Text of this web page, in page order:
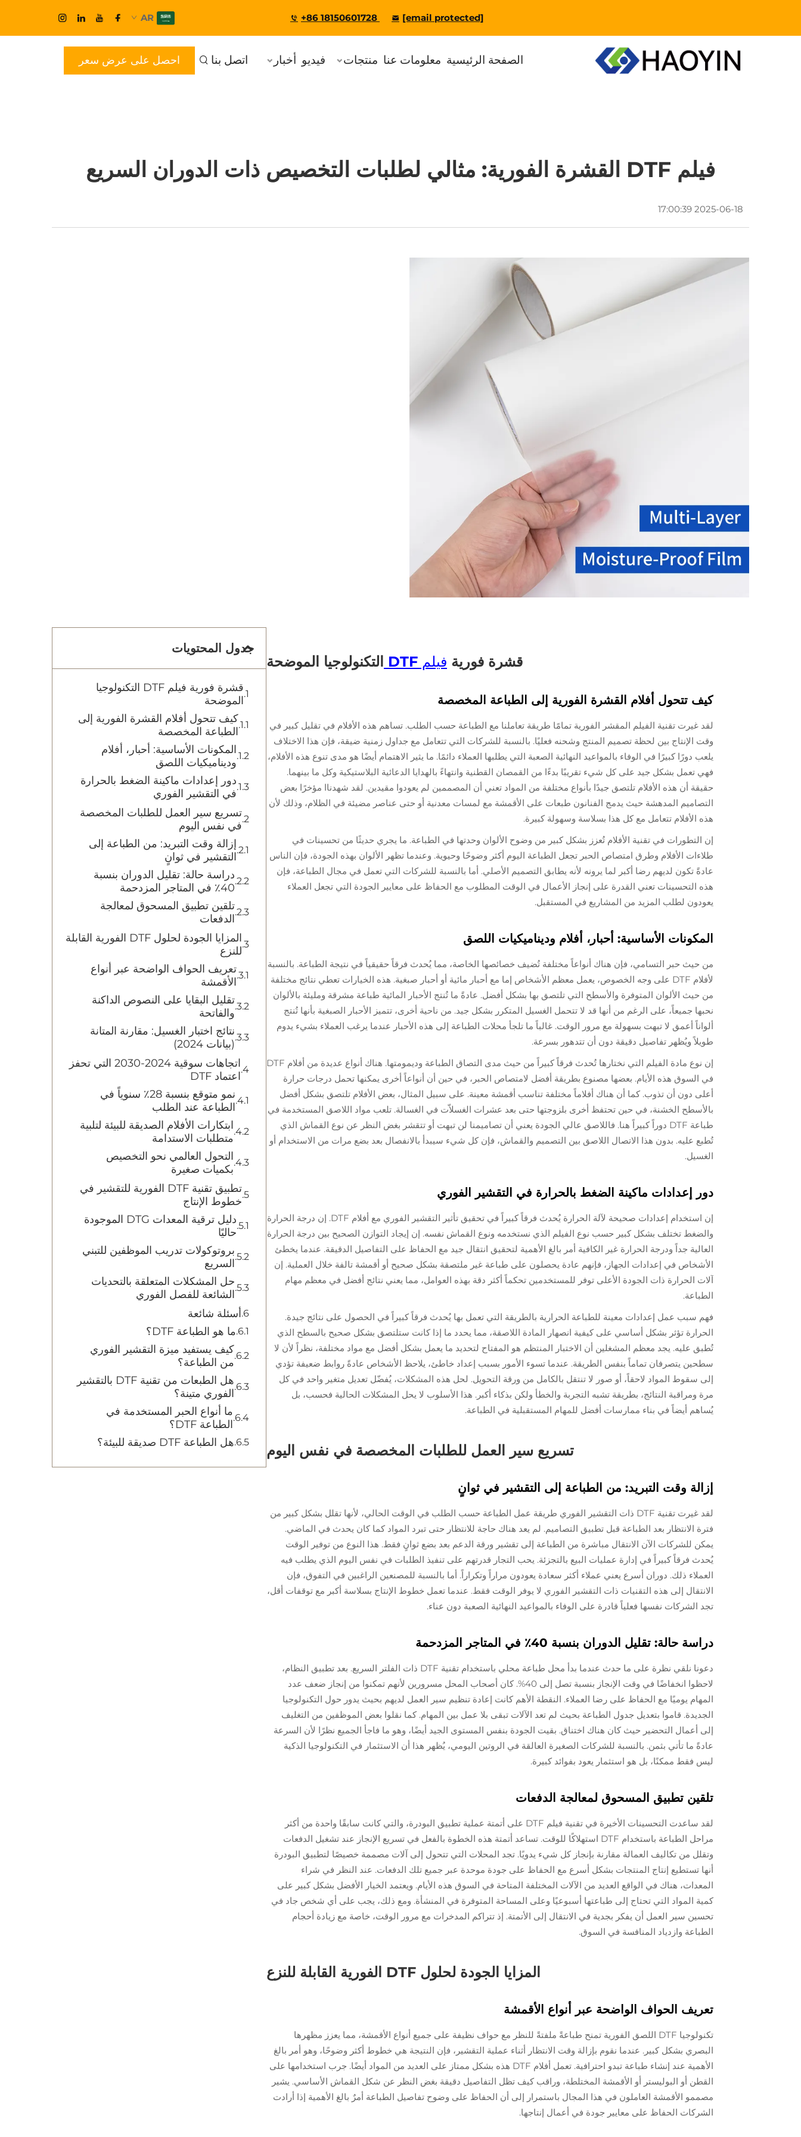
+86 18150601728 [email protected]
AR
الصفحة الرئيسية معلومات عنا منتجات فيديو أخبار اتصل بنا احصل على عرض سعر
فيلم DTF القشرة الفورية: مثالي لطلبات التخصيص ذات الدوران السريع
2025-06-18 17:00:39
قشرة فورية فيلم DTF التكنولوجيا الموضحة
كيف تتحول أفلام القشرة الفورية إلى الطباعة المخصصة
لقد غيرت تقنية الفيلم المقشر الفورية تمامًا طريقة تعاملنا مع الطباعة حسب الطلب. تساهم هذه الأفلام في تقليل كبير في
وقت الإنتاج بين لحظة تصميم المنتج وشحنه فعليًا. بالنسبة للشركات التي تتعامل مع جداول زمنية ضيقة، فإن هذا الاختلاف
يلعب دورًا كبيرًا في الوفاء بالمواعيد النهائية الصعبة التي يطلبها العملاء دائمًا. ما يثير الاهتمام أيضًا هو مدى تنوع هذه الأفلام،
فهي تعمل بشكل جيد على كل شيء تقريبًا بدءًا من القمصان القطنية وانتهاءً بالهدايا الدعائية البلاستيكية وكل ما بينهما.
حقيقة أن هذه الأفلام تلتصق جيدًا بأنواع مختلفة من المواد تعني أن المصممين لم يعودوا مقيدين. لقد شهدناا مؤخرًا بعض
التصاميم المدهشة حيث يدمج الفنانون طبعات على الأقمشة مع لمسات معدنية أو حتى عناصر مضيئة في الظلام، وذلك لأن
هذه الأفلام تتعامل مع كل هذا بسلاسة وسهولة كبيرة.
إن التطورات في تقنية الأفلام تُعزز بشكل كبير من وضوح الألوان وحدتها في الطباعة. ما يجري حديثًا من تحسينات في
طلاءات الأفلام وطرق امتصاص الحبر تجعل الطباعة اليوم أكثر وضوحًا وحيوية. وعندما تظهر الألوان بهذه الجودة، فإن الناس
عادةً تكون لديهم رضا أكبر لما يرونه لأنه يطابق التصميم الأصلي. أما بالنسبة للشركات التي تعمل في مجال الطباعة، فإن
هذه التحسينات تعني القدرة على إنجاز الأعمال في الوقت المطلوب مع الحفاظ على معايير الجودة التي تجعل العملاء
يعودون لطلب المزيد من المشاريع في المستقبل.
المكونات الأساسية: أحبار، أفلام وديناميكيات اللصق
من حيث حبر التسامي، فإن هناك أنواعاً مختلفة تُضيف خصائصها الخاصة، مما يُحدث فرقاً حقيقياً في نتيجة الطباعة. بالنسبة
لأفلام DTF على وجه الخصوص، يعمل معظم الأشخاص إما مع أحبار مائية أو أحبار صبغية. هذه الخيارات تعطي نتائج مختلفة
من حيث الألوان المتوفرة والأسطح التي تلتصق بها بشكل أفضل. عادةً ما تُنتج الأحبار المائية طباعة مشرقة ومليئة بالألوان
نحبها جميعاً، على الرغم من أنها قد لا تتحمل الغسيل المتكرر بشكل جيد. من ناحية أخرى، تتميز الأحبار الصبغية بأنها تُنتج
ألواناً أعمق لا تبهت بسهولة مع مرور الوقت. غالباً ما تلجأ محلات الطباعة إلى هذه الأحبار عندما يرغب العملاء بشيء يدوم
طويلاً ويُظهر تفاصيل دقيقة دون أن تتدهور بسرعة.
إن نوع مادة الفيلم التي نختارها تُحدث فرقاً كبيراً من حيث مدى التصاق الطباعة وديمومتها. هناك أنواع عديدة من أفلام DTF
في السوق هذه الأيام. بعضها مصنوع بطريقة أفضل لامتصاص الحبر، في حين أن أنواعاً أخرى يمكنها تحمل درجات حرارة
أعلى دون أن تذوب. كما أن هناك أفلاماً مختلفة تناسب أقمشة معينة. على سبيل المثال، بعض الأفلام تلتصق بشكل أفضل
بالأسطح الخشنة، في حين تحتفظ أخرى بلزوجتها حتى بعد عشرات الغسلاّت في الغسالة. تلعب مواد اللاصق المستخدمة في
طباعة DTF دوراً كبيراً هنا. فاللاصق عالي الجودة يعني أن تصاميمنا لن تبهت أو تتقشر بغض النظر عن نوع القماش الذي
تُطبع عليه. بدون هذا الاتصال اللاصق بين التصميم والقماش، فإن كل شيء سيبدأ بالانفصال بعد بضع مرات من الاستخدام أو
الغسيل.
دور إعدادات ماكينة الضغط بالحرارة في التقشير الفوري
إن استخدام إعدادات صحيحة لآلة الحرارة يُحدث فرقاً كبيراً في تحقيق تأثير التقشير الفوري مع أفلام DTF. إن درجة الحرارة
والضغط تختلف بشكل كبير حسب نوع الفيلم الذي نستخدمه ونوع القماش نفسه. إن إيجاد التوازن الصحيح بين درجة الحرارة
العالية جداً ودرجة الحرارة غير الكافية أمر بالغ الأهمية لتحقيق انتقال جيد مع الحفاظ على التفاصيل الدقيقة. عندما يخطئ
الأشخاص في إعدادات الجهاز، فإنهم عادة يحصلون على طباعة غير ملتصقة بشكل صحيح أو أقمشة تالفة خلال العملية. إن
آلات الحرارة ذات الجودة الأعلى توفر للمستخدمين تحكماً أكثر دقة بهذه العوامل، مما يعني نتائج أفضل في معظم مهام
الطباعة.
فهم سبب عمل إعدادات معينة للطباعة الحرارية بالطريقة التي تعمل بها يُحدث فرقاً كبيراً في الحصول على نتائج جيدة.
الحرارة تؤثر بشكل أساسي على كيفية انصهار المادة اللاصقة، مما يحدد ما إذا كانت ستلتصق بشكل صحيح بالسطح الذي
تُطبق عليه. يجد معظم المشغلين أن الاختبار المنتظم هو المفتاح لتحديد ما يعمل بشكل أفضل مع مواد مختلفة، نظراً لأن لا
سطحين يتصرفان تماماً بنفس الطريقة. عندما تسوء الأمور بسبب إعداد خاطئ، يلاحظ الأشخاص عادةً روابط ضعيفة تؤدي
إلى سقوط المواد لاحقاً، أو صور لا تنتقل بالكامل من ورقة التحويل. لحل هذه المشكلات، يُفضّل تعديل متغير واحد في كل
مرة ومراقبة النتائج، بطريقة تشبه التجربة والخطأ ولكن بذكاء أكبر. هذا الأسلوب لا يحل المشكلات الحالية فحسب، بل
يُساهم أيضاً في بناء ممارسات أفضل للمهام المستقبلية في الطباعة.
تسريع سير العمل للطلبات المخصصة في نفس اليوم
إزالة وقت التبريد: من الطباعة إلى التقشير في ثوانٍ
لقد غيرت تقنية DTF ذات التقشير الفوري طريقة عمل الطباعة حسب الطلب في الوقت الحالي، لأنها تقلل بشكل كبير من
فترة الانتظار بعد الطباعة قبل تطبيق التصاميم. لم يعد هناك حاجة للانتظار حتى تبرد المواد كما كان يحدث في الماضي.
يمكن للشركات الآن الانتقال مباشرة من الطباعة إلى تقشير ورقة الدعم بعد بضع ثوانٍ فقط. هذا النوع من توفير الوقت
يُحدث فرقاً كبيراً في إدارة عمليات البيع بالتجزئة. يحب التجار قدرتهم على تنفيذ الطلبات في نفس اليوم الذي يطلب فيه
العملاء ذلك. دوران أسرع يعني عملاء أكثر سعادة يعودون مراراً وتكراراً. أما بالنسبة للمصنعين الراغبين في التفوق، فإن
الانتقال إلى هذه التقنيات ذات التقشير الفوري لا يوفر الوقت فقط. عندما تعمل خطوط الإنتاج بسلاسة أكبر مع توقفات أقل،
تجد الشركات نفسها فعلياً قادرة على الوفاء بالمواعيد النهائية الصعبة دون عناء.
دراسة حالة: تقليل الدوران بنسبة 40٪ في المتاجر المزدحمة
دعونا نلقي نظرة على ما حدث عندما بدأ محل طباعة محلي باستخدام تقنية DTF ذات الفلتر السريع. بعد تطبيق النظام،
لاحظوا انخفاضًا في وقت الإنجاز بنسبة تصل إلى 40%. كان أصحاب المحل مسرورين لأنهم تمكنوا من إنجاز ضعف عدد
المهام يوميًا مع الحفاظ على رضا العملاء. النقطة الأهم كانت إعادة تنظيم سير العمل لديهم بحيث يدور حول التكنولوجيا
الجديدة. قاموا بتعديل جدول الطباعة بحيث لم تعد الآلات تبقى بلا عمل بين المهام. كما نقلوا بعض الموظفين من التغليف
إلى أعمال التحضير حيث كان هناك اختناق. بقيت الجودة بنفس المستوى الجيد أيضًا، وهو ما فاجأ الجميع نظرًا لأن السرعة
عادةً ما تأتي بثمن. بالنسبة للشركات الصغيرة العالقة في الروتين اليومي، يُظهر هذا أن الاستثمار في التكنولوجيا الذكية
ليس فقط ممكنًا، بل هو استثمار يعود بفوائد كبيرة.
تلقين تطبيق المسحوق لمعالجة الدفعات
لقد ساعدت التحسينات الأخيرة في تقنية فيلم DTF على أتمتة عملية تطبيق البودرة، والتي كانت سابقًا واحدة من أكثر
مراحل الطباعة باستخدام DTF استهلاكًا للوقت. تساعد أتمتة هذه الخطوة بالفعل في تسريع الإنجاز عند تشغيل الدفعات
وتقلل من تكاليف العمالة مقارنة بإنجاز كل شيء يدويًا. تجد المحلات التي تتحول إلى آلات مصممة خصيصًا لتطبيق البودرة
أنها تستطيع إنتاج المنتجات بشكل أسرع مع الحفاظ على جودة موحدة عبر جميع تلك الدفعات. عند النظر في شراء
المعدات، هناك في الواقع العديد من الآلات المختلفة المتاحة في السوق هذه الأيام. ويعتمد الخيار الأفضل بشكل كبير على
كمية المواد التي تحتاج إلى طباعتها أسبوعيًا وعلى المساحة المتوفرة في المنشأة. ومع ذلك، يجب على أي شخص جاد في
تحسين سير العمل أن يفكر بجدية في الانتقال إلى الأتمتة. إذ تتراكم المدخرات مع مرور الوقت، خاصة مع زيادة أحجام
الطباعة وازدياد المنافسة في السوق.
المزايا الجودة لحلول DTF الفورية القابلة للنزع
تعريف الحواف الواضحة عبر أنواع الأقمشة
تكنولوجيا DTF اللصق الفورية تمنح طباعةً ملفتةً للنظر مع حواف نظيفة على جميع أنواع الأقمشة، مما يعزز مظهرها
البصري بشكل كبير. عندما نقوم بإزالة وقت الانتظار أثناء عملية التقشير، فإن النتيجة هي خطوط أكثر وضوحًا، وهو أمر بالغ
الأهمية عند إنشاء طباعة تبدو احترافية. تعمل أفلام DTF هذه بشكل ممتاز على العديد من المواد أيضًا. جرب استخدامها على
القطن أو البوليستر أو الأقمشة المختلطة، وراقب كيف تظل التفاصيل دقيقة بغض النظر عن شكل القماش الأساسي. يشير
مصممو الأقمشة العاملون في هذا المجال باستمرار إلى أن الحفاظ على وضوح تفاصيل الطباعة أمرٌ بالغ الأهمية إذا أرادت
الشركات الحفاظ على معايير جودة في أعمال إنتاجها.
جدول المحتويات
قشرة فورية فيلم DTF التكنولوجيا
الموضحة
كيف تتحول أفلام القشرة الفورية إلى
الطباعة المخصصة
المكونات الأساسية: أحبار، أفلام
وديناميكيات اللصق
دور إعدادات ماكينة الضغط بالحرارة
في التقشير الفوري
تسريع سير العمل للطلبات المخصصة
في نفس اليوم
إزالة وقت التبريد: من الطباعة إلى
التقشير في ثوانٍ
دراسة حالة: تقليل الدوران بنسبة
40٪ في المتاجر المزدحمة
تلقين تطبيق المسحوق لمعالجة
الدفعات
المزايا الجودة لحلول DTF الفورية القابلة
للنزع
تعريف الحواف الواضحة عبر أنواع
الأقمشة
تقليل البقايا على النصوص الداكنة
والفاتحة
نتائج اختبار الغسيل: مقارنة المتانة
(بيانات 2024)
اتجاهات سوقية 2024-2030 التي تحفز
اعتماد DTF
نمو متوقع بنسبة 28٪ سنوياً في
الطباعة عند الطلب
ابتكارات الأفلام الصديقة للبيئة لتلبية
متطلبات الاستدامة
التحول العالمي نحو التخصيص
بكميات صغيرة
تطبيق تقنية DTF الفورية للتقشير في
خطوط الإنتاج
دليل ترقية المعدات DTG الموجودة
حاليًا
بروتوكولات تدريب الموظفين للتبني
السريع
حل المشكلات المتعلقة بالتحديات
الشائعة للفصل الفوري
أسئلة شائعة
ما هو الطباعة DTF؟
كيف يستفيد ميزة التقشير الفوري
من الطباعة؟
هل الطبعات من تقنية DTF بالتقشير
الفوري متينة؟
ما أنواع الحبر المستخدمة في
الطباعة DTF؟
هل الطباعة DTF صديقة للبيئة؟